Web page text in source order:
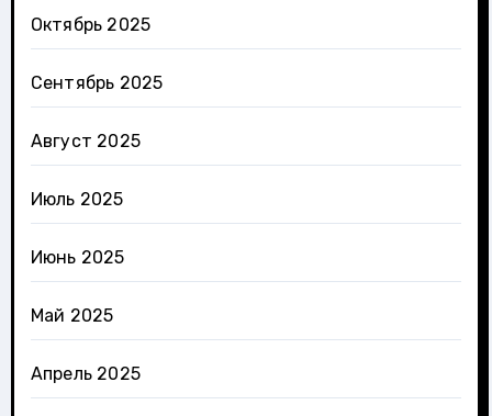
Октябрь 2025
Сентябрь 2025
Август 2025
Июль 2025
Июнь 2025
Май 2025
Апрель 2025